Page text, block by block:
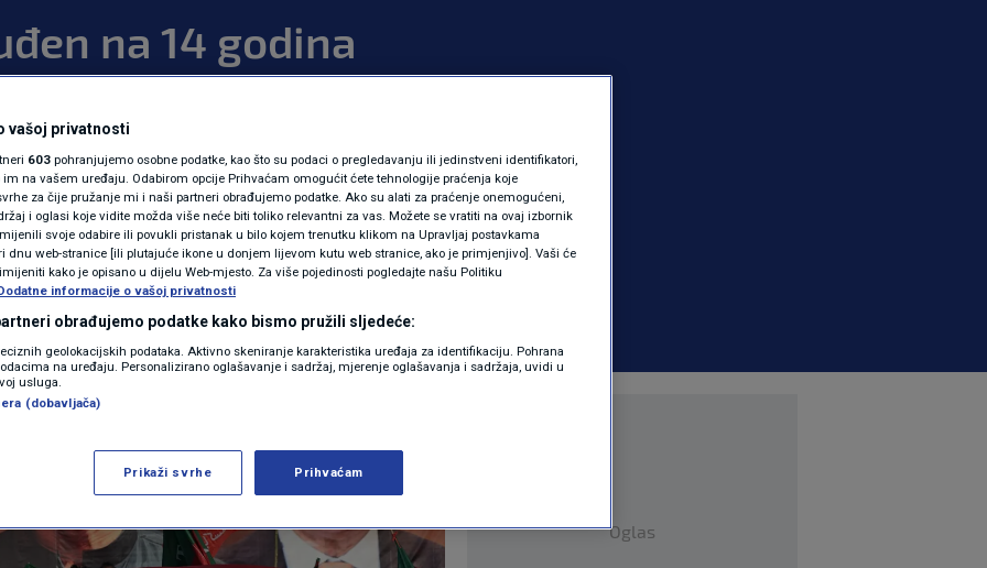
REGIJA
MAGAZIN
KOLUMNE
N1(DIS)INFO
KLIMATSKE PROMJENE
FOTO
VIDEO
na 14 godina
| 0 komentara
Više
Oglas
vašoj privatnosti
603 pohranjujemo osobne podatke, kao što su podaci o pregledavanju ili jedinstveni identifikatori,
na vašem uređaju. Odabirom opcije Prihvaćam omogućit ćete tehnologije praćenja koje
za čije pružanje mi i naši partneri obrađujemo podatke. Ako su alati za praćenje onemogućeni,
i oglasi koje vidite možda više neće biti toliko relevantni za vas. Možete se vratiti na ovaj izbornik
svoje odabire ili povukli pristanak u bilo kojem trenutku klikom na Upravljaj postavkama
dnu web-stranice [ili plutajuće ikone u donjem lijevom kutu web stranice, ako je primjenjivo]. Vaši će
kako je opisano u dijelu Web-mjesto. Za više pojedinosti pogledajte našu Politiku
informacije o vašoj privatnosti
obrađujemo podatke kako bismo pružili sljedeće:
geolokacijskih podataka. Aktivno skeniranje karakteristika uređaja za identifikaciju. Pohrana
na uređaju. Personalizirano oglašavanje i sadržaj, mjerenje oglašavanja i sadržaja, uvidi u
usluga.
(dobavljača)
Prikaži svrhe Prihvaćam